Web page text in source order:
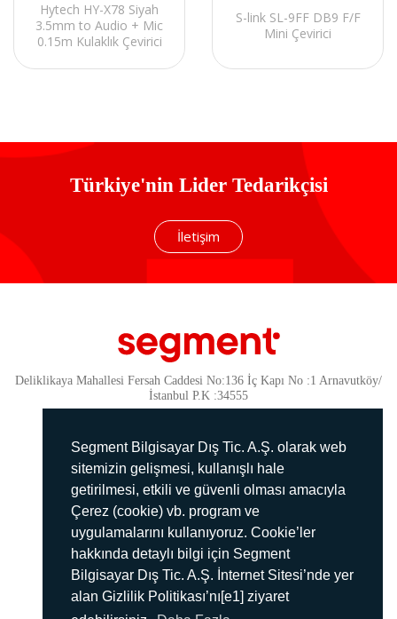
Segment Bilgisayar Dış Tic. A.Ş. olarak web
sitemizin gelişmesi, kullanışlı hale
getirilmesi, etkili ve güvenli olması amacıyla
Çerez (cookie) vb. program ve
uygulamalarını kullanıyoruz. Cookie’ler
hakkında detaylı bilgi için Segment
Bilgisayar Dış Tic. A.Ş. İnternet Sitesi’nde yer
alan Gizlilik Politikası’nı[e1] ziyaret
Hytech HY-X78 Siyah
3.5mm to Audio + Mic
0.15m Kulaklık Çevirici
S-link SL-9FF DB9 F/F
Mini Çevirici
Türkiye'nin Lider Tedarikçisi
İletişim
Deliklikaya Mahallesi Fersah Caddesi No:136 İç Kapı No :1 Arnavutköy/
İstanbul P.K :34555
Güvenlik
KVKK Politikamız
Gizlilik Politikamız
Aydınlatma Metni
İmha Politikası
444 78 99
info@segment.com.tr